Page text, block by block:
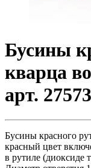
Бусины
кварца
арт.
Бусины красного
красный цвет
в рутиле (диоксиде